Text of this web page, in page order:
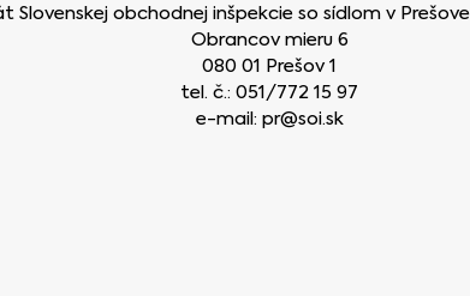
Slovenskej obchodnej inšpekcie so sídlom v
Obrancov mieru 6
080 01 Prešov 1
tel. č.: 051/772 15 97
e-mail: pr@soi.sk